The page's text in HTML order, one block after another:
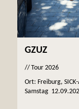
GZUZ
// Tour 2026
Ort: Freiburg,
Samstag